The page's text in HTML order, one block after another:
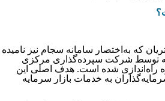
که به‌اختصار سامانه سجام نیز نامیده
توسط شرکت سپرده‌گذاری مرکزی
راه‌اندازی شده است. هدف اصلی این
به خدمات بازار سرمایه